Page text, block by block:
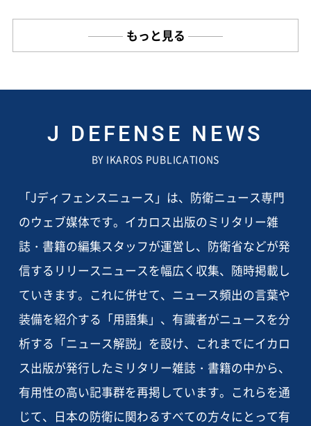
もっと見る
J DEFENSE NEWS
BY IKAROS PUBLICATIONS
「Jディフェンスニュース」は、防衛ニュース専門
のウェブ媒体です。イカロス出版のミリタリー雑
誌・書籍の編集スタッフが運営し、防衛省などが発
信するリリースニュースを幅広く収集、随時掲載し
ていきます。これに併せて、ニュース頻出の言葉や
装備を紹介する「用語集」、有識者がニュースを分
析する「ニュース解説」を設け、これまでにイカロ
ス出版が発行したミリタリー雑誌・書籍の中から、
有用性の高い記事群を再掲しています。これらを通
じて、日本の防衛に関わるすべての方々にとって有